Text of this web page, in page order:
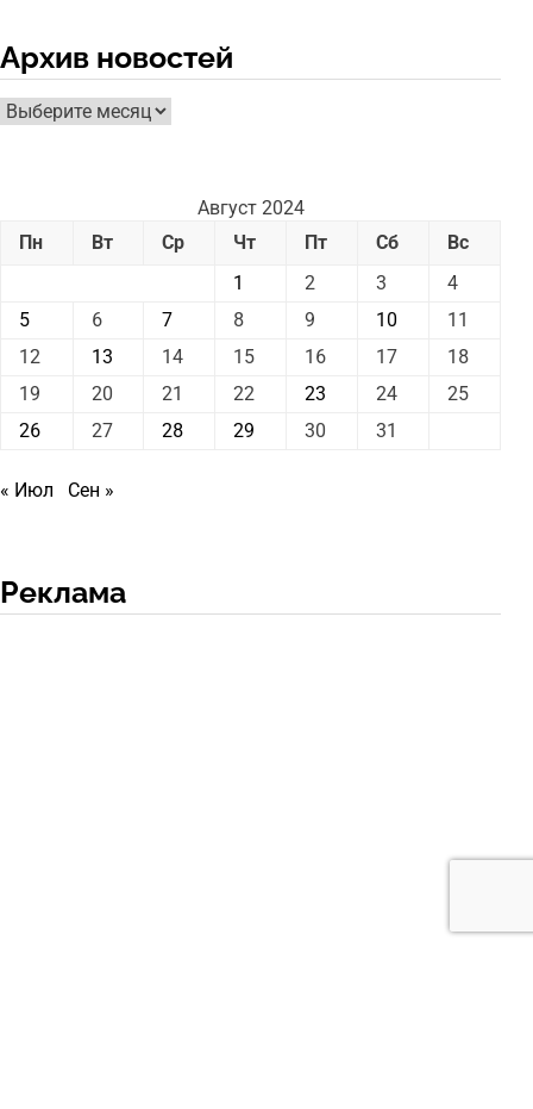
Архив новостей
Архив
новостей
Август 2024
Пн
Вт Ср Чт Пт Сб
Вс
1
2 3
4
5
6 7 8 9 10
11
12
13 14 15 16 17
18
19
20 21 22 23 24
25
26
27 28 29 30 31
« Июл Сен »
Реклама